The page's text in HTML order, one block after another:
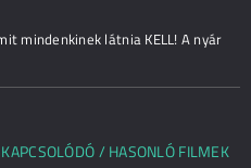
mindenkinek látnia KELL! A nyár
KAPCSOLÓDÓ / HASONLÓ FILMEK